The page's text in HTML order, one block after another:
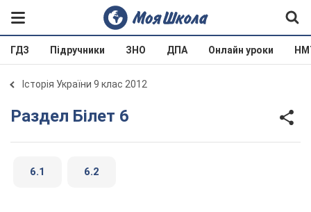
ГДЗ Підручники ЗНО ДПА Онлайн уроки
Історія України 9 клас 2012
Раздел Білет 6
6.1 6.2